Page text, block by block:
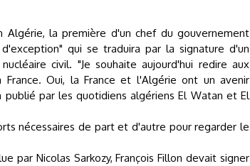
Algérie, la première d'un chef du gouvernement
qui se traduira par la signature d'un
civil. "Je souhaite aujourd'hui redire aux
Oui, la France et l'Algérie ont un avenir
par les quotidiens algériens El Watan et El
nécessaires de part et d'autre pour regarder le
par Nicolas Sarkozy, François Fillon devait signer